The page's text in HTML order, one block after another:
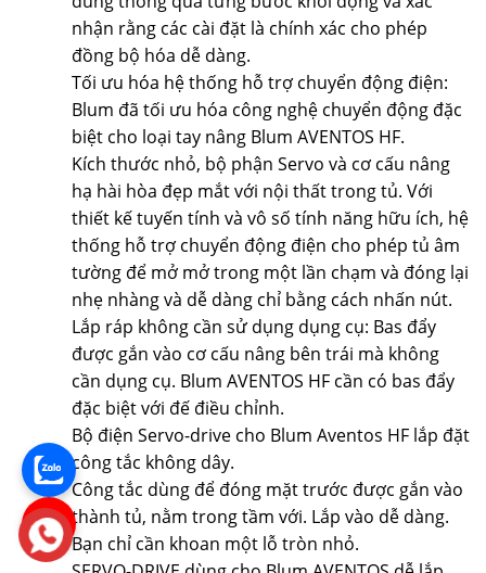
nhận rằng các cài đặt là chính xác cho phép
đồng bộ hóa dễ dàng.
Tối ưu hóa hệ thống hỗ trợ chuyển động điện:
Blum đã tối ưu hóa công nghệ chuyển động đặc
biệt cho loại tay nâng Blum AVENTOS HF.
Kích thước nhỏ, bộ phận Servo và cơ cấu nâng
hạ hài hòa đẹp mắt với nội thất trong tủ. Với
thiết kế tuyến tính và vô số tính năng hữu ích, hệ
thống hỗ trợ chuyển động điện cho phép tủ âm
tường để mở mở trong một lần chạm và đóng lại
nhẹ nhàng và dễ dàng chỉ bằng cách nhấn nút.
Lắp ráp không cần sử dụng dụng cụ: Bas đẩy
được gắn vào cơ cấu nâng bên trái mà không
cần dụng cụ. Blum AVENTOS HF cần có bas đẩy
đặc biệt với đế điều chỉnh.
Bộ điện Servo-drive cho Blum Aventos HF lắp đặt
công tắc không dây.
Công tắc dùng để đóng mặt trước được gắn vào
thành tủ, nằm trong tầm với. Lắp vào dễ dàng.
Bạn chỉ cần khoan một lỗ tròn nhỏ.